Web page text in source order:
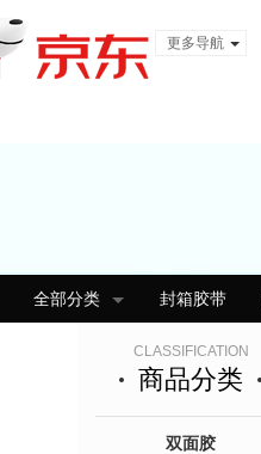
更多导航
全部分类 封箱胶带
CLASSIFICATION
商品分类
双面胶